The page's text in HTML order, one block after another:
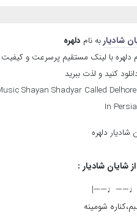
شادیاربه نام دلهره
دلهره با لینک مستقیم پرسرعت و کیفیت
کنید و لذت ببرید
Shayan Shadyar Called
In
شایان شادیار :
شومینه